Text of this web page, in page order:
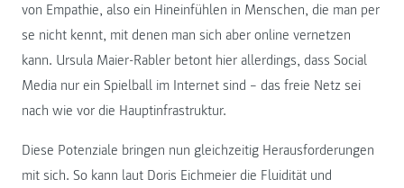
von Empathie, also ein Hineinfühlen in Menschen, die man per
se nicht kennt, mit denen man sich aber online vernetzen
kann. Ursula Maier-Rabler betont hier allerdings, dass Social
Media nur ein Spielball im Internet sind – das freie Netz sei
nach wie vor die Hauptinfrastruktur.
Diese Potenziale bringen nun gleichzeitig Herausforderungen
mit sich. So kann laut Doris Eichmeier die Fluidität und